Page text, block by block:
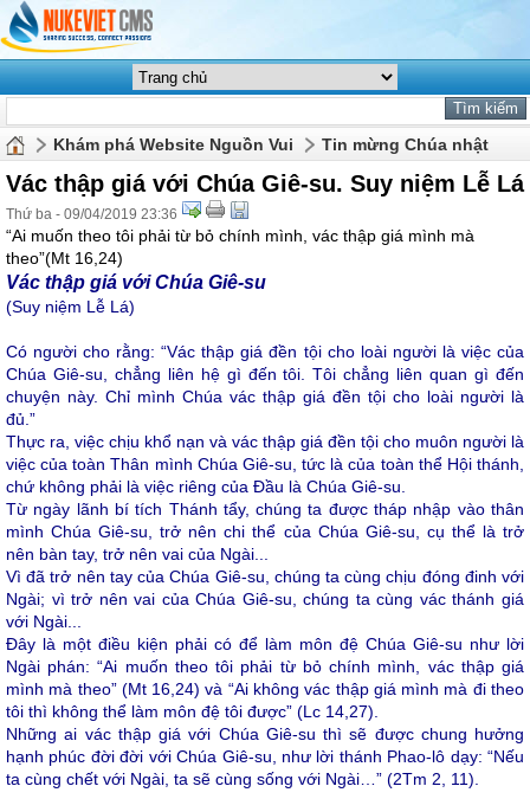
Khám phá Website Nguồn Vui Tin mừng Chúa nhật
Vác thập giá với Chúa Giê-su. Suy niệm Lễ Lá
Thứ ba - 09/04/2019 23:36
“Ai muốn theo tôi phải từ bỏ chính mình, vác thập giá mình mà
theo”(Mt 16,24)
Vác thập giá với Chúa Giê-su
(Suy niệm Lễ Lá)
Có người cho rằng: “Vác thập giá đền tội cho loài người là việc của
Chúa Giê-su, chẳng liên hệ gì đến tôi. Tôi chẳng liên quan gì đến
chuyện này. Chỉ mình Chúa vác thập giá đền tội cho loài người là
đủ.”
Thực ra, việc chịu khổ nạn và vác thập giá đền tội cho muôn người là
việc của toàn Thân mình Chúa Giê-su, tức là của toàn thể Hội thánh,
chứ không phải là việc riêng của Đầu là Chúa Giê-su.
Từ ngày lãnh bí tích Thánh tẩy, chúng ta được tháp nhập vào thân
mình Chúa Giê-su, trở nên chi thể của Chúa Giê-su, cụ thể là trở
nên bàn tay, trở nên vai của Ngài...
Vì đã trở nên tay của Chúa Giê-su, chúng ta cùng chịu đóng đinh với
Ngài; vì trở nên vai của Chúa Giê-su, chúng ta cùng vác thánh giá
với Ngài...
Đây là một điều kiện phải có để làm môn đệ Chúa Giê-su như lời
Ngài phán: “Ai muốn theo tôi phải từ bỏ chính mình, vác thập giá
mình mà theo” (Mt 16,24) và “Ai không vác thập giá mình mà đi theo
tôi thì không thể làm môn đệ tôi được” (Lc 14,27).
Những ai vác thập giá với Chúa Giê-su thì sẽ được chung hưởng
hạnh phúc đời đời với Chúa Giê-su, như lời thánh Phao-lô dạy: “Nếu
ta cùng chết với Ngài, ta sẽ cùng sống với Ngài…” (2Tm 2, 11).